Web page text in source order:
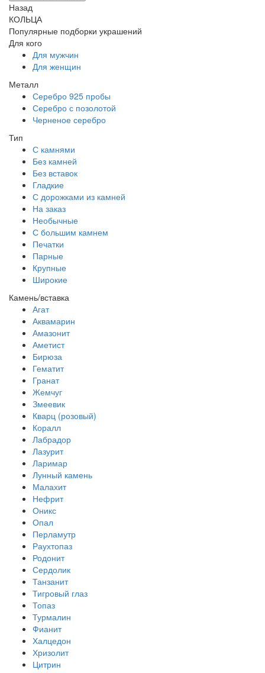
Назад
КОЛЬЦА
Популярные подборки украшений
Для кого
Для мужчин
Для женщин
Металл
Серебро 925 пробы
Серебро с позолотой
Черненое серебро
Тип
С камнями
Без камней
Без вставок
Гладкие
С дорожками из камней
На заказ
Необычные
С большим камнем
Печатки
Парные
Крупные
Широкие
Камень/вставка
Агат
Аквамарин
Амазонит
Аметист
Бирюза
Гематит
Гранат
Жемчуг
Змеевик
Кварц (розовый)
Коралл
Лабрадор
Лазурит
Ларимар
Лунный камень
Малахит
Нефрит
Оникс
Опал
Перламутр
Раухтопаз
Родонит
Сердолик
Танзанит
Тигровый глаз
Топаз
Турмалин
Фианит
Халцедон
Хризолит
Цитрин